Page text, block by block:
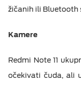
žičanih ili Bluetooth
Kamere
Redmi Note 11
očekivati čuda, ali